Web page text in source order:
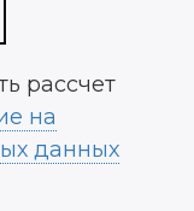
рассчет
на
данных